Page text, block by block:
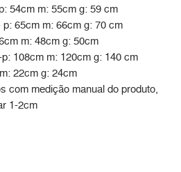
54cm m: 55cm g: 59 cm
65cm m: 66cm g: 70 cm
m: 48cm g: 50cm
108cm m: 120cm g: 140 cm
22cm g: 24cm
com medição manual do produto,
1-2cm